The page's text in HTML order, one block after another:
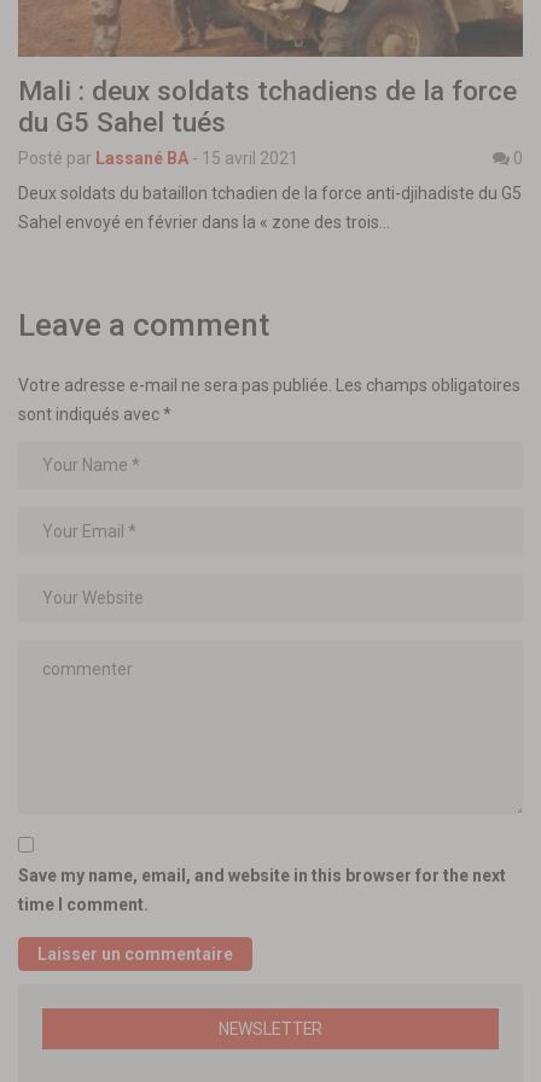
Mali : deux soldats tchadiens de la force
du G5 Sahel tués
Posté par Lassané BA - 15 avril 2021
0
Deux soldats du bataillon tchadien de la force anti-djihadiste du G5
Sahel envoyé en février dans la « zone des trois…
Leave a comment
Votre adresse e-mail ne sera pas publiée. Les champs obligatoires
sont indiqués avec*
Save my name, email, and website in this browser for the next
time I comment.
NEWSLETTER